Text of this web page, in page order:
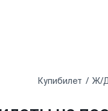
Купибилет Ж/Д